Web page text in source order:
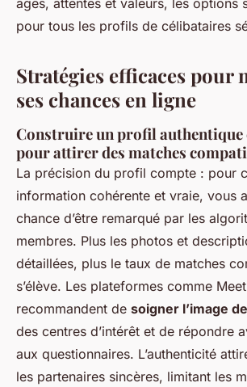
pour tous les profils de célibataires
Stratégies efficaces pour
ses chances en ligne
Construire un profil authentique
pour attirer des matches
La précision du profil compte : pour
information cohérente et vraie, vous
chance d’être remarqué par les
membres. Plus les photos et
détaillées, plus le taux de matches
s’élève. Les plateformes comme
recommandent de soigner l’image
des centres d’intérêt et de répondre
aux questionnaires. L’authenticité
les partenaires sincères, limitant les